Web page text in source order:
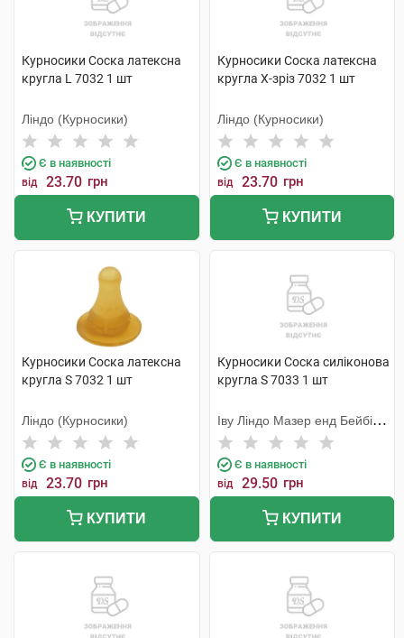
Курносики Соска латексна
кругла L 7032 1 шт
Ліндо (Курносики)
Є в наявності
від 23.70 грн
КУПИТИ
Курносики Соска латексна
кругла X-зріз 7032 1 шт
Ліндо (Курносики)
Є в наявності
від 23.70 грн
КУПИТИ
Курносики Соска латексна
кругла S 7032 1 шт
Ліндо (Курносики)
Є в наявності
від 23.70 грн
КУПИТИ
Курносики Соска силіконова
кругла S 7033 1 шт
Іву Ліндо Мазер енд Бейбі
Продактс
Є в наявності
від 29.50 грн
КУПИТИ